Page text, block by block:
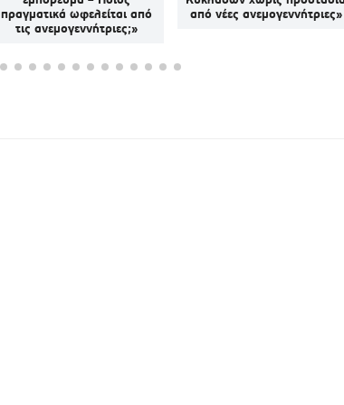
πραγματικά ωφελείται από
τις ανεμογεννήτριες;»
από νέες ανεμογεννήτριες»